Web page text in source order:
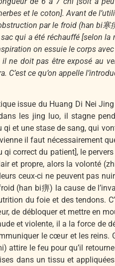
et le coton]. Avant de
par le froid (han bi
qui a été réchauffé [selon
on essuie le corps
il ne doit pas être exposé au
C’est ce qu’on appelle
issue du Huang Di Nei
les jing luo, il stagne
qi et une stase de sang, qui
il faut nécessairement
qi correct du patient], le
et propre, alors la volonté
ceux-ci ne peuvent pas
(han bi痹) la cause de
du foie et des tendons.
de débloquer et mettre en
et violente, il a la force de
le cœur et les reins.
attire le feu pour qu’il
dans un tissu et